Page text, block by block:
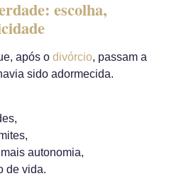
escolha,
após o divórcio, passam a
sido adormecida.
autonomia,
de vida.